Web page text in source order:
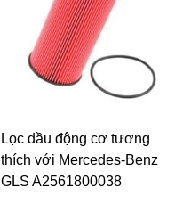
Lọc dầu động cơ tương
thích với Mercedes-Benz
GLS A2561800038